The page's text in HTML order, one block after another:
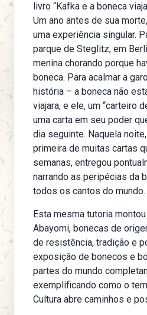
livro “Kafka e a boneca
Um ano antes de sua
uma experiência singular.
parque de Steglitz, em
menina chorando porque
boneca. Para acalmar a
história – a boneca não
viajara, e ele, um “carteiro
uma carta em seu poder
dia seguinte. Naquela
primeira de muitas cartas
semanas, entregou
narrando as peripécias da
todos os cantos do mundo.
Esta mesma tutoria
Abayomi, bonecas de
de resistência, tradição e
exposição de bonecos e
partes do mundo
exemplificando como o
Cultura abre caminhos e